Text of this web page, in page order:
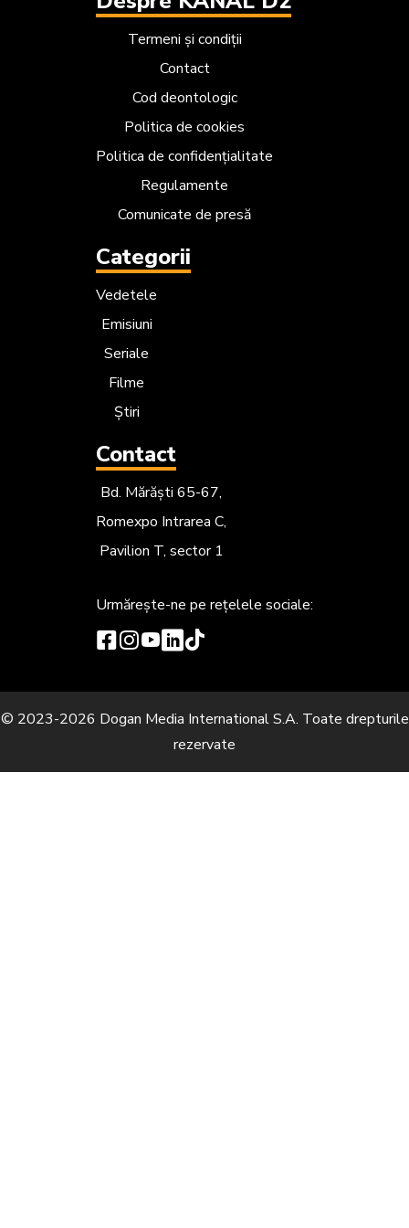
Termeni și condiții
Contact
Cod deontologic
Politica de cookies
Politica de confidențialitate
Regulamente
Comunicate de presă
Categorii
Vedetele
Emisiuni
Seriale
Filme
Știri
Contact
Bd. Mărăști 65-67,
Romexpo Intrarea C,
Pavilion T, sector 1
Urmărește-ne pe rețelele sociale:
© 2023-2026 Dogan Media International S.A. Toate drepturile
rezervate